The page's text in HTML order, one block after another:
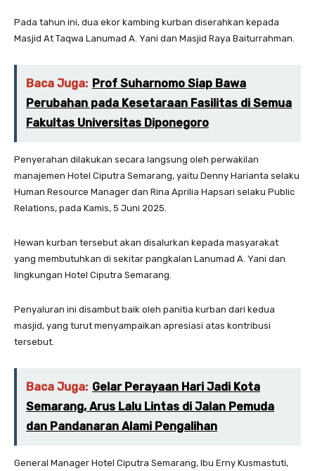
Pada tahun ini, dua ekor kambing kurban diserahkan kepada
Masjid At Taqwa Lanumad A. Yani dan Masjid Raya Baiturrahman.
Baca Juga: Prof Suharnomo Siap Bawa
Perubahan pada Kesetaraan Fasilitas di Semua
Fakultas Universitas Diponegoro
Penyerahan dilakukan secara langsung oleh perwakilan
manajemen Hotel Ciputra Semarang, yaitu Denny Harianta selaku
Human Resource Manager dan Rina Aprilia Hapsari selaku Public
Relations, pada Kamis, 5 Juni 2025.
Hewan kurban tersebut akan disalurkan kepada masyarakat
yang membutuhkan di sekitar pangkalan Lanumad A. Yani dan
lingkungan Hotel Ciputra Semarang.
Penyaluran ini disambut baik oleh panitia kurban dari kedua
masjid, yang turut menyampaikan apresiasi atas kontribusi
tersebut.
Baca Juga: Gelar Perayaan Hari Jadi Kota
Semarang, Arus Lalu Lintas di Jalan Pemuda
dan Pandanaran Alami Pengalihan
General Manager Hotel Ciputra Semarang, Ibu Erny Kusmastuti,